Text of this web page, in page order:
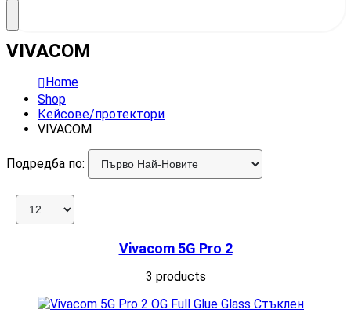
VIVACOM
Home
Shop
Кейсове/протектори
VIVACOM
Подредба по:
Vivacom 5G Pro 2
3 products